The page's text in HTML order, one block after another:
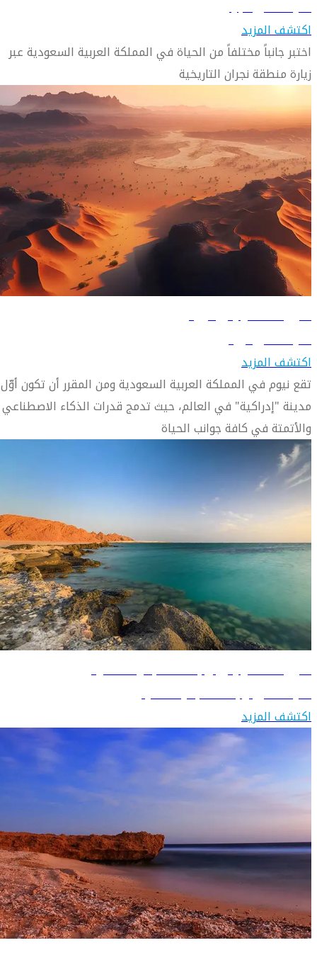
تعرّف على نجران
اكتشف المزيد
اختبر جانباً مختلفاً من الحياة في المملكة العربية السعودية عبر
زيارة منطقة نجران التاريخية
دليل السفر إلى نيوم
تعرّف على نيوم
اكتشف المزيد
تقع نيوم في المملكة العربية السعودية ومن المقرر أن تكون أوّل
مدينة "إدراكية" في العالم، حيث تدمج قدرات الذكاء الاصطناعي
والأتمتة في كافة جوانب الحياة
دليل السفر إلى وجهة "البحر الأحمر"
تعرّف على وجهة "البحر الأحمر"
اكتشف المزيد